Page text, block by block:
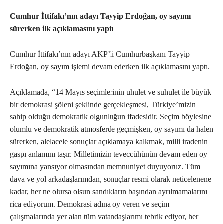
Cumhur İttifakı’nın adayı Tayyip Erdoğan, oy sayımı
sürerken ilk açıklamasını yaptı
Cumhur İttifakı’nın adayı AKP’li Cumhurbaşkanı Tayyip
Erdoğan, oy sayım işlemi devam ederken ilk açıklamasını yaptı.
Açıklamada, “14 Mayıs seçimlerinin uhulet ve suhulet ile büyük
bir demokrasi şöleni şeklinde gerçekleşmesi, Türkiye’mizin
sahip olduğu demokratik olgunluğun ifadesidir. Seçim böylesine
olumlu ve demokratik atmosferde geçmişken, oy sayımı da halen
sürerken, alelacele sonuçlar açıklamaya kalkmak, milli iradenin
gaspı anlamını taşır. Milletimizin teveccühünün devam eden oy
sayımına yansıyor olmasından memnuniyet duyuyoruz. Tüm
dava ve yol arkadaşlarımdan, sonuçlar resmi olarak neticelenene
kadar, her ne olursa olsun sandıkların başından ayrılmamalarını
rica ediyorum. Demokrasi adına oy veren ve seçim
çalışmalarında yer alan tüm vatandaşlarımı tebrik ediyor, her